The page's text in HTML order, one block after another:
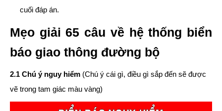
cuối đáp án.
Mẹo giải 65 câu về hệ thống biển
báo giao thông đường bộ
2.1 Chú ý nguy hiểm (Chú ý cái gì, điều gì sắp đến sẽ được
vẽ trong tam giác màu vàng)